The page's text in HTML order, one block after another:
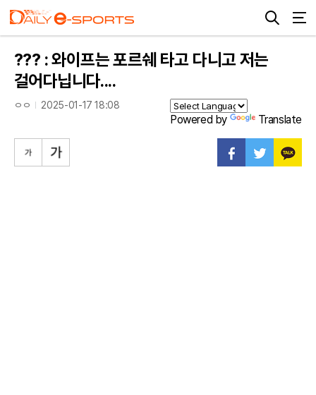
??? : 와이프는 포르쉐 타고 다니고 저는
걸어다닙니다....
ㅇㅇ 2025-01-17 18:08
Powered by Translate